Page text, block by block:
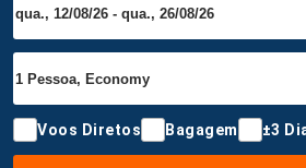
Voos Diretos Bagagem ±3